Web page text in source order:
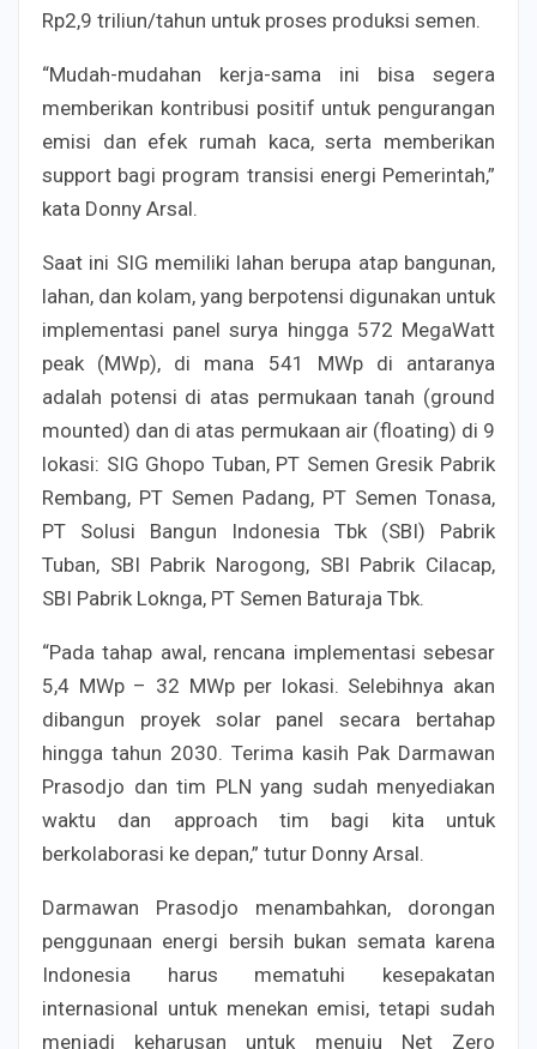
Rp2,9 triliun/tahun untuk proses produksi semen.
“Mudah-mudahan kerja-sama ini bisa segera
memberikan kontribusi positif untuk pengurangan
emisi dan efek rumah kaca, serta memberikan
support bagi program transisi energi Pemerintah,”
kata Donny Arsal.
Saat ini SIG memiliki lahan berupa atap bangunan,
lahan, dan kolam, yang berpotensi digunakan untuk
implementasi panel surya hingga 572 MegaWatt
peak (MWp), di mana 541 MWp di antaranya
adalah potensi di atas permukaan tanah (ground
mounted) dan di atas permukaan air (floating) di 9
lokasi: SIG Ghopo Tuban, PT Semen Gresik Pabrik
Rembang, PT Semen Padang, PT Semen Tonasa,
PT Solusi Bangun Indonesia Tbk (SBI) Pabrik
Tuban, SBI Pabrik Narogong, SBI Pabrik Cilacap,
SBI Pabrik Loknga, PT Semen Baturaja Tbk.
“Pada tahap awal, rencana implementasi sebesar
5,4 MWp – 32 MWp per lokasi. Selebihnya akan
dibangun proyek solar panel secara bertahap
hingga tahun 2030. Terima kasih Pak Darmawan
Prasodjo dan tim PLN yang sudah menyediakan
waktu dan approach tim bagi kita untuk
berkolaborasi ke depan,” tutur Donny Arsal.
Darmawan Prasodjo menambahkan, dorongan
penggunaan energi bersih bukan semata karena
Indonesia harus mematuhi kesepakatan
internasional untuk menekan emisi, tetapi sudah
menjadi keharusan untuk menuju Net Zero